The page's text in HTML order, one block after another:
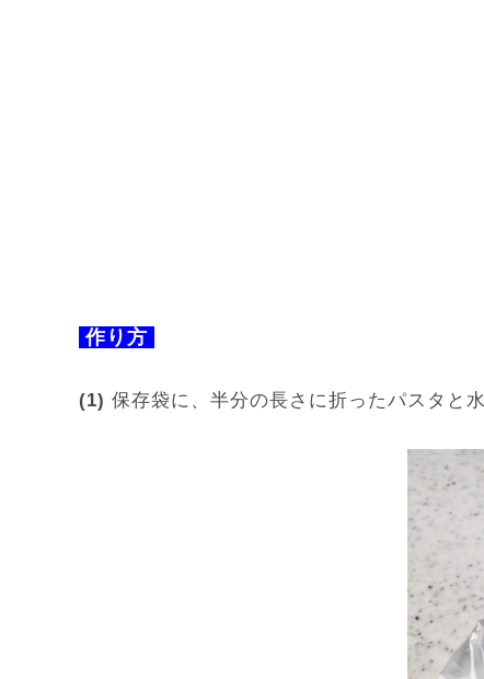
作り方
(1) 保存袋に、半分の長さに折ったパスタと